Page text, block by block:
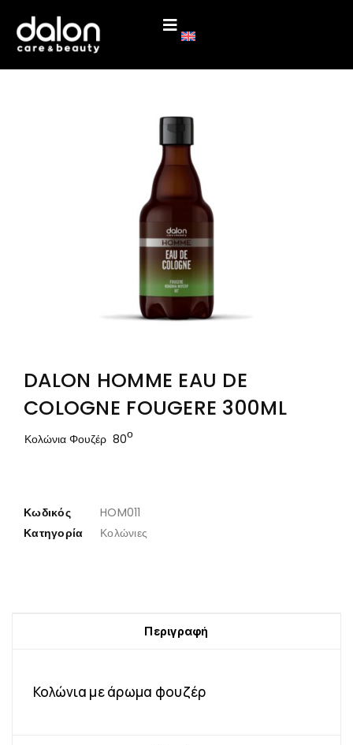
DALON HOMME EAU DE
COLOGNE FOUGERE 300ML
Κολώνια Φουζέρ 80ο
Κωδικός
HOM011
Κατηγορία
Κολώνιες
Περιγραφή
Κολώνια με άρωμα φουζέρ